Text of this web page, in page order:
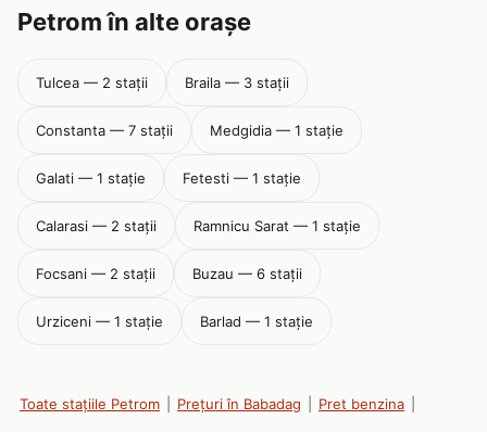
Petrom în alte orașe
Tulcea — 2 stații Braila — 3 stații
Constanta — 7 stații Medgidia — 1 stație
Galati — 1 stație Fetesti — 1 stație
Calarasi — 2 stații Ramnicu Sarat — 1 stație
Focsani — 2 stații Buzau — 6 stații
Urziceni — 1 stație Barlad — 1 stație
Toate stațiile Petrom Prețuri în Babadag Pret benzina